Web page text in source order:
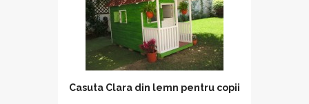
Casuta Clara din lemn pentru copii